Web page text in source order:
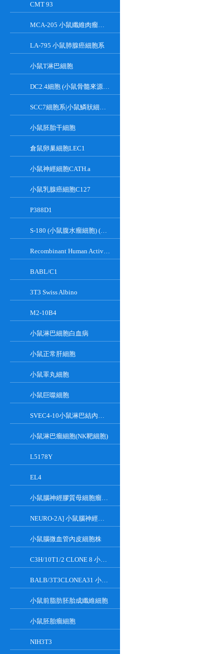
CMT 93
MCA-205 小鼠纖維肉瘤細胞系
LA-795 小鼠肺腺癌細胞系
小鼠T淋巴細胞
DC2.4細胞 (小鼠骨髓來源樹突狀細胞)
SCC7細胞系|小鼠鱗狀細胞癌細胞
小鼠胚胎干細胞
倉鼠卵巢細胞LEC1
小鼠神經細胞CATH.a
小鼠乳腺癌細胞C127
P388D1
S-180 (小鼠腹水瘤細胞) (種屬鑒定正確)
Recombinant Human Active Focal Adhesion Kinase
BABL/C1
3T3 Swiss Albino
M2-10B4
小鼠淋巴細胞白血病
小鼠正常肝細胞
小鼠睪丸細胞
小鼠巨噬細胞
SVEC4-10小鼠淋巴結內皮細胞
小鼠淋巴瘤細胞(NK靶細胞)
L5178Y
EL4
小鼠腦神經膠質母細胞瘤瘤株
NEURO-2A] 小鼠腦神經瘤細胞
小鼠腦微血管內皮細胞株
C3H/10T1/2 CLONE 8 小鼠胚胎成纖維細胞系
BALB/3T3CLONEA31 小鼠胚胎成纖維細胞
小鼠前脂肪胚胎成纖維細胞
小鼠胚胎瘤細胞
NIH3T3